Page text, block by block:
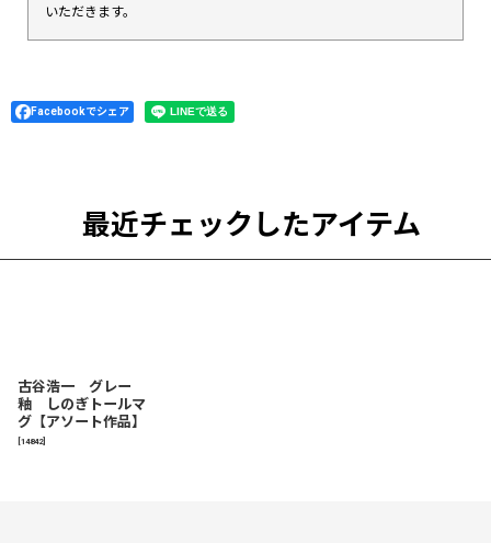
いただきます。
Facebookでシェア
最近チェックしたアイテム
古谷浩一 グレー
釉 しのぎトールマ
グ【アソート作品】
14842]